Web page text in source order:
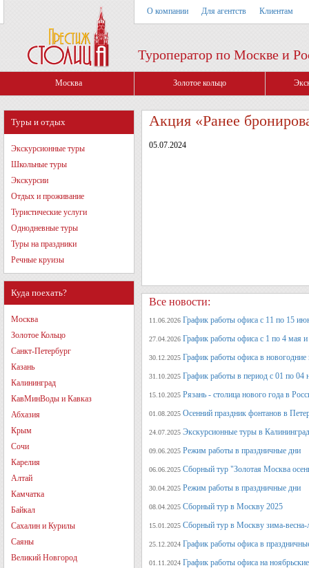
О компании Для агентств Клиентам
Туроператор по Москве и
Москва Золотое кольцо
Туры и отдых
Экскурсионные туры
Школьные туры
Экскурсии
Отдых и проживание
Туристические услуги
Однодневные туры
Туры на праздники
Речные круизы
Куда поехать?
Москва
Золотое Кольцо
Санкт-Петербург
Казань
Калининград
КавМинВоды и Кавказ
Абхазия
Крым
Сочи
Карелия
Алтай
Камчатка
Байкал
Сахалин и Курилы
Саяны
Великий Новгород
Акция «Ранее
05.07.2024
Все новости:
11.06.2026 График работы офиса с 11 по 15
27.04.2026 График работы офиса с 1 по 4 мая
30.12.2025 График работы офиса в новогодние
31.10.2025 График работы в период с 01 по 04
15.10.2025 Рязань - столица нового года в
01.08.2025 Осенний праздник фонтанов в
24.07.2025 Экскурсионные туры в
09.06.2025 Режим работы в праздничные дни
06.06.2025 Сборный тур "Золотая Москва
30.04.2025 Режим работы в праздничные дни
08.04.2025 Сборный тур в Москву 2025
15.01.2025 Сборный тур в Москву зима-весна-
25.12.2024 График работы офиса в
01.11.2024 График работы офиса на